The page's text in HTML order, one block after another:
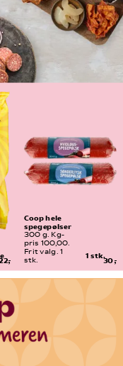
1 stk.
30,-
Coop hele
spegepølser
300 g. Kg-
pris 100,00.
Frit valg. 1
stk.